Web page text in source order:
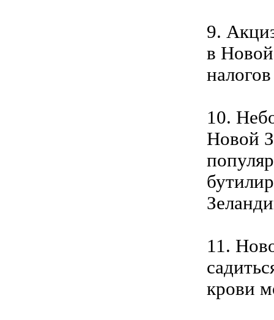
9.
в
10.
Новой
11.
крови